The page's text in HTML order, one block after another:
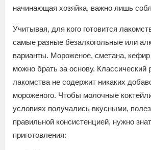
начинающая хозяйка, важно лишь
Учитывая, для кого готовится
самые разные безалкогольные или
варианты. Мороженое, сметана, кефир
можно брать за основу. Классический
лакомства не содержит никаких
мороженого. Чтобы молочные
условиях получались вкусными,
правильной консистенцией, нужно
приготовления: